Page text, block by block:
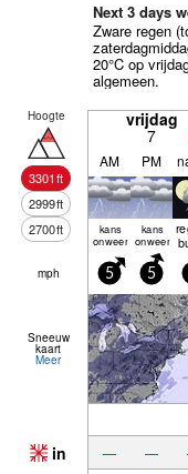
Next 3 days
Zware regen
20°C op
algemeen.
Hoogte
3301ft
2999ft
2700ft
vrijdag
7
AM PM
kans
onweer
kans
onweer
mph 5 5
Sneeuw
kaart
Meer
in — —